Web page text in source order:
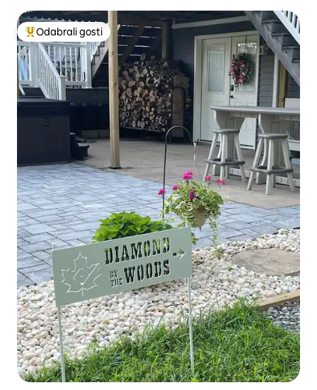
Među najviše rangiranima s oznakom „Odabrali gosti”
Odabrali gosti